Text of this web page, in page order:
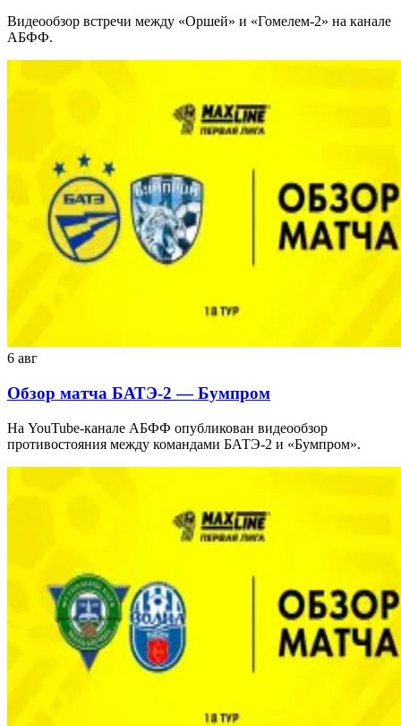
Видеообзор встречи между «Оршей» и «Гомелем-2» на канале
АБФФ.
6 авг
Обзор матча БАТЭ-2 — Бумпром
На YouTube-канале АБФФ опубликован видеообзор
противостояния между командами БАТЭ-2 и «Бумпром».